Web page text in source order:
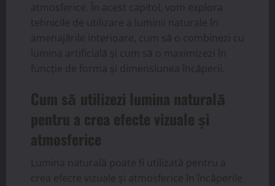
atmosferice. În acest capitol, vom explora
tehnicile de utilizare a luminii naturale în
amenajările interioare, cum să o combinezi cu
lumina artificială și cum să o maximizezi în
funcție de forma și dimensiunea încăperii.
Cum să utilizezi lumina naturală
pentru a crea efecte vizuale și
atmosferice
Lumina naturală poate fi utilizată pentru a
crea efecte vizuale și atmosferice în încăperile